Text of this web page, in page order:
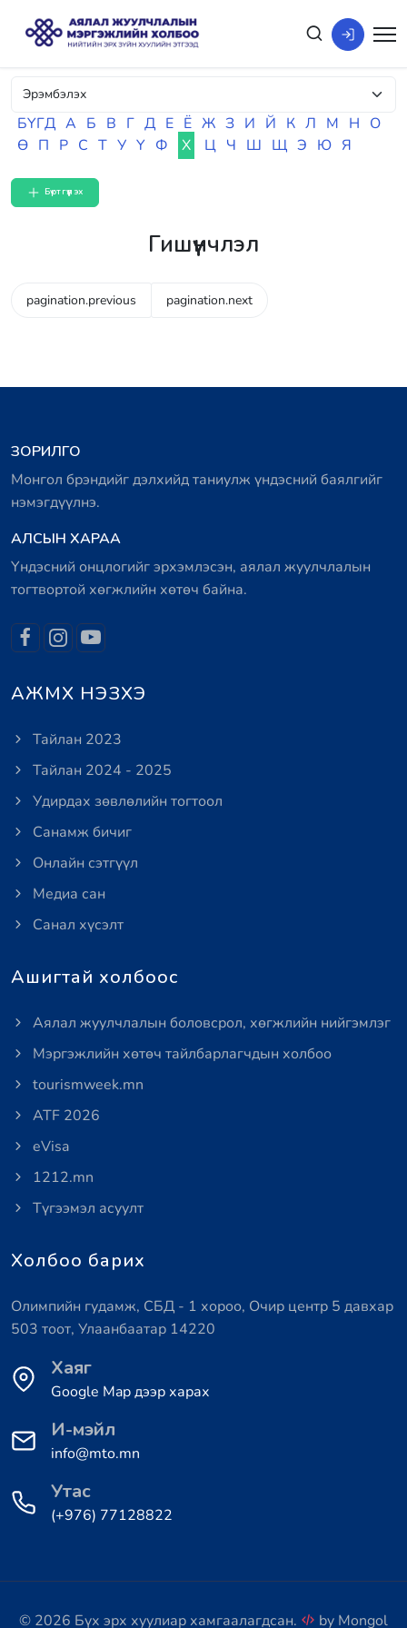
БҮГД А Б В Г Д Е Ё Ж З И Й К Л М Н О
Ө П Р С Т У Ү Ф Х Ц Ч Ш Щ Э Ю Я
Бүртгүүлэх
Гишүүнчлэл
pagination.previous pagination.next
ЗОРИЛГО
Монгол брэндийг дэлхийд таниулж үндэсний баялгийг
нэмэгдүүлнэ.
АЛСЫН ХАРАА
Үндэсний онцлогийг эрхэмлэсэн, аялал жуулчлалын
тогтвортой хөгжлийн хөтөч байна.
АЖМХ НЭЗХЭ
Тайлан 2023
Тайлан 2024 - 2025
Удирдах зөвлөлийн тогтоол
Санамж бичиг
Онлайн сэтгүүл
Медиа сан
Санал хүсэлт
Ашигтай холбоос
Аялал жуулчлалын боловсрол, хөгжлийн нийгэмлэг
Мэргэжлийн хөтөч тайлбарлагчдын холбоо
tourismweek.mn
ATF 2026
eVisa
1212.mn
Түгээмэл асуулт
Холбоо барих
Олимпийн гудамж, СБД - 1 хороо, Очир центр 5 давхар
503 тоот, Улаанбаатар 14220
Хаяг
Google Map дээр харах
И-мэйл
info@mto.mn
Утас
(+976) 77128822
© 2026 Бүх эрх хуулиар хамгаалагдсан. by Mongol